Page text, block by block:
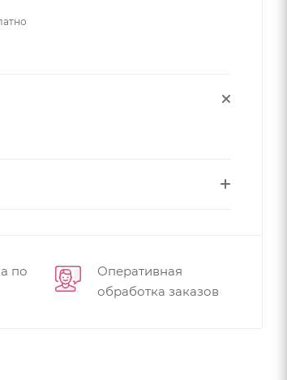
по
Оперативная
обработка заказов